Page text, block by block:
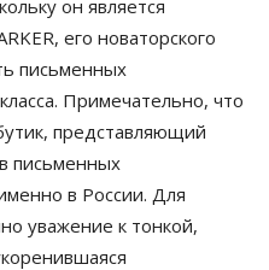
он является
его новаторского
письменных
Примечательно, что
представляющий
письменных
в России. Для
уважение к тонкой,